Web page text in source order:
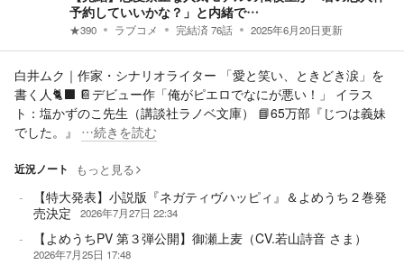
予約していいかな？」と内緒で…
★390 ラブコメ 完結済76話 2025年6月20日更新
白井ムク｜作家・シナリオライター 「愛と笑い、ときどき涙」を
書く人🐈‍⬛ 📔デビュー作「俺がピエロでなにが悪い！」 イラス
ト：塩かずのこ先生（講談社ラノベ文庫） 📘65万部『じつは義妹
でした。』 …続きを読む
近況ノート もっと見る
【特大発表】小説版『ネガティヴハッピィ』＆よめうち２巻発
売決定
2026年7月27日 22:34
【よめうちPV 第３弾公開】御瀬上麦（CV.若山詩音 さま）
2026年7月25日 17:48